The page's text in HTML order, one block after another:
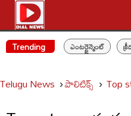
Trending ఎంటర్టైన్మెంట్
Telugu News పాలిటిక్స్‌ Top